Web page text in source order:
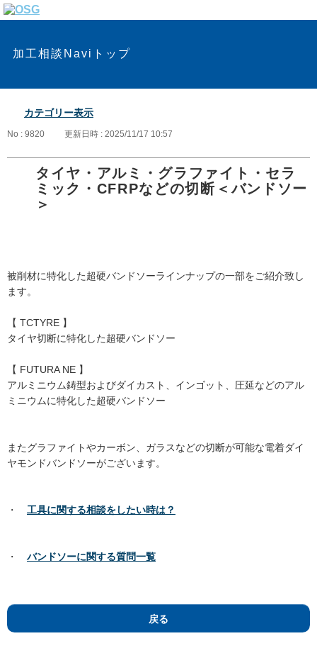
加工相談Naviトップ
カテゴリー表示
No : 9820 更新日時 : 2025/11/17 10:57
タイヤ・アルミ・グラファイト・セラ
ミック・CFRPなどの切断＜バンドソー
＞
被削材に特化した超硬バンドソーラインナップの一部をご紹介致し
ます。
【 TCTYRE 】
タイヤ切断に特化した超硬バンドソー
【 FUTURA NE 】
アルミニウム鋳型およびダイカスト、インゴット、圧延などのアル
ミニウムに特化した超硬バンドソー
またグラファイトやカーボン、ガラスなどの切断が可能な電着ダイ
ヤモンドバンドソーがございます。
・ 工具に関する相談をしたい時は？
・ バンドソーに関する質問一覧
戻る